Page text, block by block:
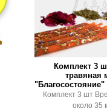
Комплект 3
травяная
Комплект 3 шт
около 35